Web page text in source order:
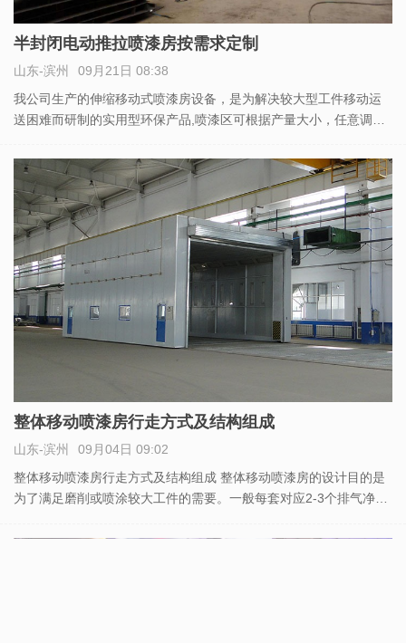
半封闭电动推拉喷漆房按需求定制
山东-滨州
09月21日 08:38
我公司生产的伸缩移动式喷漆房设备，是为解决较大型工件移动运
送困难而研制的实用型环保产品,喷漆区可根据产量大小，任意调
更多关于价格,欢迎与我们公司取得联系，获取方案及报价 一.结
整体移动喷漆房行走方式及结构组成
山东-滨州
09月04日 09:02
整体移动喷漆房行走方式及结构组成 整体移动喷漆房的设计目的是
为了满足磨削或喷涂较大工件的需要。一般每套对应2-3个排气净化
工位可以继续抛光。当室内的工件涂漆后，控制移动室移动到抛光